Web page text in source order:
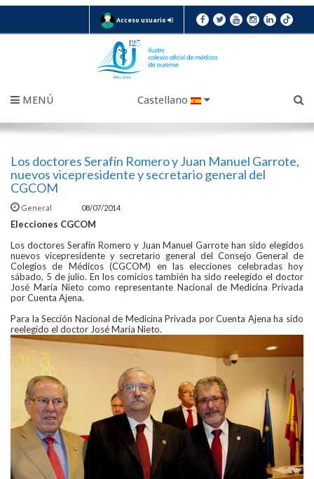
Acceso usuario
MENÚ Castellano
Los doctores Serafín Romero y Juan Manuel Garrote,
nuevos vicepresidente y secretario general del
CGCOM
General 08/07/2014
Elecciones CGCOM
Los doctores Serafín Romero y Juan Manuel Garrote han sido elegidos
nuevos vicepresidente y secretario general del Consejo General de
Colegios de Médicos (CGCOM) en las elecciones celebradas hoy
sábado, 5 de julio. En los comicios también ha sido reelegido el doctor
José María Nieto como representante Nacional de Medicina Privada
por Cuenta Ajena.
Para la Sección Nacional de Medicina Privada por Cuenta Ajena ha sido
reelegido el doctor José María Nieto.